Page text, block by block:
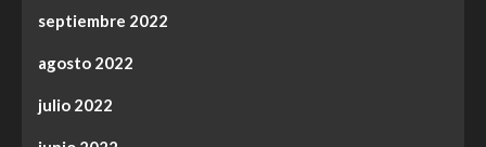
septiembre 2022
agosto 2022
julio 2022